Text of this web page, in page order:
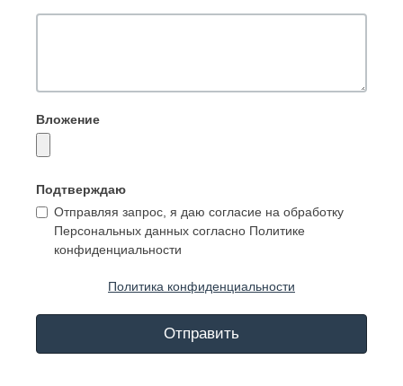
Вложение
Подтверждаю
Отправляя запрос, я даю согласие на обработку
Персональных данных согласно Политике
конфиденциальности
Политика конфиденциальности
Отправить